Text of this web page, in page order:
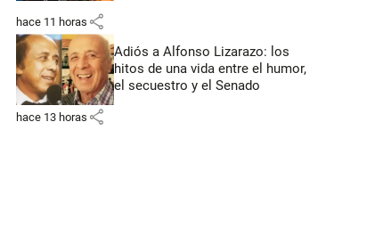
hace 11 horas share
Adiós a Alfonso Lizarazo: los
hitos de una vida entre el humor,
el secuestro y el Senado
hace 13 horas share